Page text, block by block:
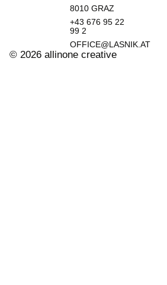
8010 GRAZ​
+43 676 95 22
99 2
OFFICE@LASNIK.AT
© 2026 allinone creative